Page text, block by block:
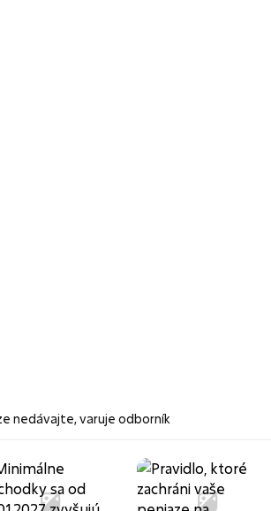
nedávajte, varuje odborník